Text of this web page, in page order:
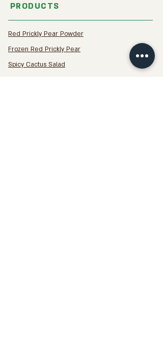
PRODUCTS
Red Prickly Pear Powder
Frozen Red Prickly Pear
Spicy Cactus Salad